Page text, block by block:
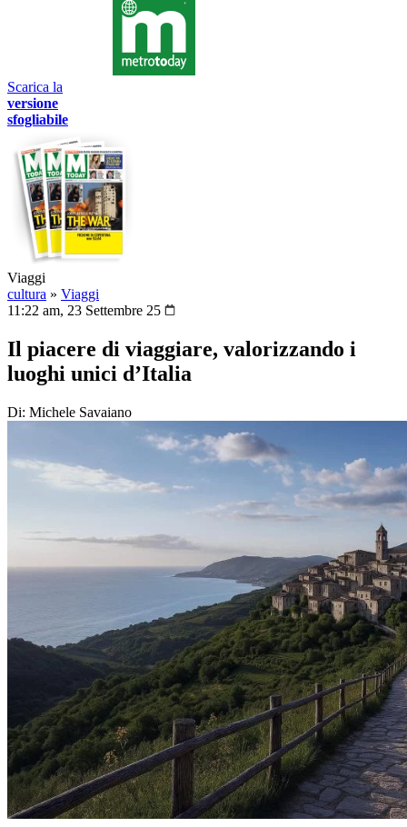
Scarica la
versione
sfogliabile
Viaggi
cultura » Viaggi
11:22 am, 23 Settembre 25
Il piacere di viaggiare, valorizzando i
luoghi unici d’Italia
Di: Michele Savaiano